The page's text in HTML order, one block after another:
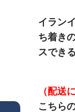
イラン
ち着き
スでき
（配送
こちら